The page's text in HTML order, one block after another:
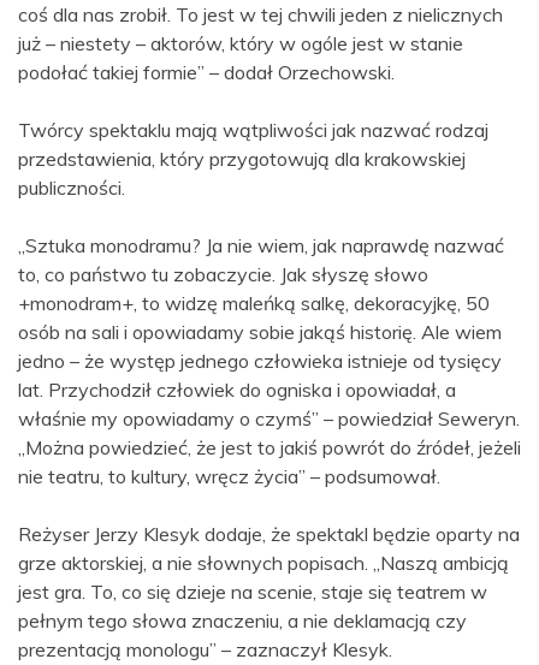
coś dla nas zrobił. To jest w tej chwili jeden z nielicznych
już – niestety – aktorów, który w ogóle jest w stanie
podołać takiej formie” – dodał Orzechowski.
Twórcy spektaklu mają wątpliwości jak nazwać rodzaj
przedstawienia, który przygotowują dla krakowskiej
publiczności.
„Sztuka monodramu? Ja nie wiem, jak naprawdę nazwać
to, co państwo tu zobaczycie. Jak słyszę słowo
+monodram+, to widzę maleńką salkę, dekoracyjkę, 50
osób na sali i opowiadamy sobie jakąś historię. Ale wiem
jedno – że występ jednego człowieka istnieje od tysięcy
lat. Przychodził człowiek do ogniska i opowiadał, a
właśnie my opowiadamy o czymś” – powiedział Seweryn.
„Można powiedzieć, że jest to jakiś powrót do źródeł, jeżeli
nie teatru, to kultury, wręcz życia” – podsumował.
Reżyser Jerzy Klesyk dodaje, że spektakl będzie oparty na
grze aktorskiej, a nie słownych popisach. „Naszą ambicją
jest gra. To, co się dzieje na scenie, staje się teatrem w
pełnym tego słowa znaczeniu, a nie deklamacją czy
prezentacją monologu” – zaznaczył Klesyk.